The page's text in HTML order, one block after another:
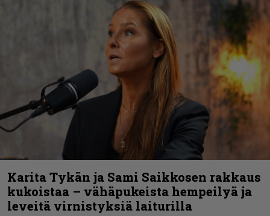
Karita Tykän ja Sami Saikkosen rakkaus
kukoistaa – vähäpukeista hempeilyä ja
leveitä virnistyksiä laiturilla